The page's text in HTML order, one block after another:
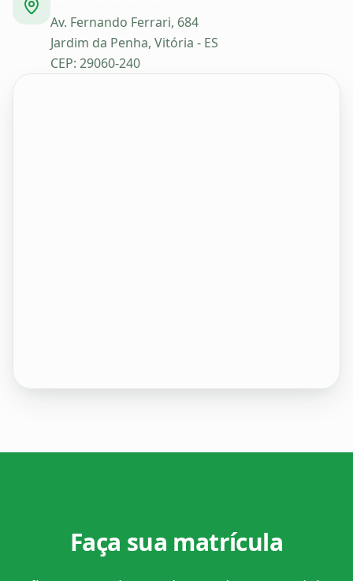
Av. Fernando Ferrari, 684
Jardim da Penha, Vitória - ES
CEP: 29060-240
Faça sua matrícula